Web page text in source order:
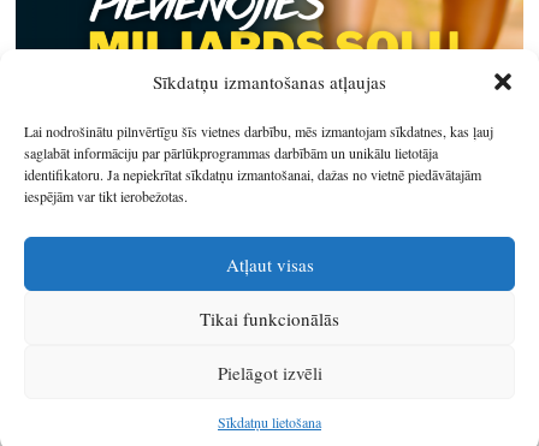
Sīkdatņu izmantošanas atļaujas
Lai nodrošinātu pilnvērtīgu šīs vietnes darbību, mēs izmantojam sīkdatnes, kas ļauj
saglabāt informāciju par pārlūkprogrammas darbībām un unikālu lietotāja
identifikatoru. Ja nepiekrītat sīkdatņu izmantošanai, dažas no vietnē piedāvātajām
iespējām var tikt ierobežotas.
Atļaut visas
Tikai funkcionālās
Pielāgot izvēli
Sīkdatņu lietošana
IzstrādātājsSIA Info